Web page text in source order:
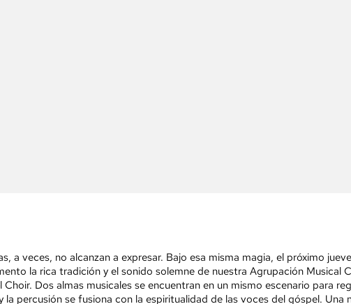
a veces, no alcanzan a expresar. Bajo esa misma magia, el próximo
la rica tradición y el sonido solemne de nuestra Agrupación Musical
Dos almas musicales se encuentran en un mismo escenario para
percusión se fusiona con la espiritualidad de las voces del góspel.